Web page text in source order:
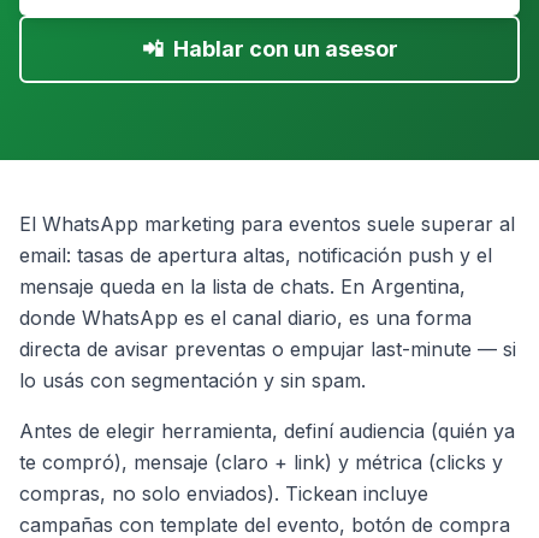
📲 Hablar con un asesor
El WhatsApp marketing para eventos suele superar al
email: tasas de apertura altas, notificación push y el
mensaje queda en la lista de chats. En Argentina,
donde WhatsApp es el canal diario, es una forma
directa de avisar preventas o empujar last-minute — si
lo usás con segmentación y sin spam.
Antes de elegir herramienta, definí audiencia (quién ya
te compró), mensaje (claro + link) y métrica (clicks y
compras, no solo enviados). Tickean incluye
campañas con template del evento, botón de compra